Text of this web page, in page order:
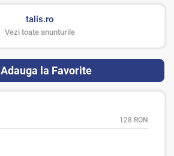
talis.ro
Vezi toate anunturile
Adauga la Favorite
128 RON